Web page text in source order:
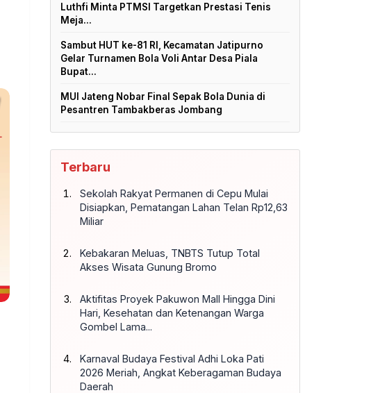
Luthfi Minta PTMSI Targetkan Prestasi Tenis
Meja...
Sambut HUT ke-81 RI, Kecamatan Jatipurno
Gelar Turnamen Bola Voli Antar Desa Piala
Bupat...
MUI Jateng Nobar Final Sepak Bola Dunia di
Pesantren Tambakberas Jombang
Terbaru
Sekolah Rakyat Permanen di Cepu Mulai
Disiapkan, Pematangan Lahan Telan Rp12,63
Miliar
Kebakaran Meluas, TNBTS Tutup Total
Akses Wisata Gunung Bromo
Aktifitas Proyek Pakuwon Mall Hingga Dini
Hari, Kesehatan dan Ketenangan Warga
Gombel Lama...
Karnaval Budaya Festival Adhi Loka Pati
2026 Meriah, Angkat Keberagaman Budaya
Daerah